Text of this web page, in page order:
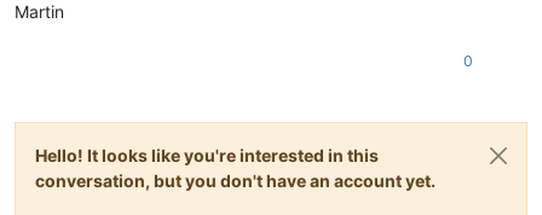
Martin
0
Hello! It looks like you're interested in this
conversation, but you don't have an account yet.